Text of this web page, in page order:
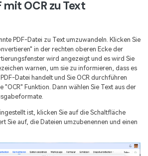
OCR zu Text
PDF-Datei zu Text umzuwandeln. Klicken Sie
in der rechten oberen Ecke der
wird angezeigt und es wird Sie
warnen, um sie zu informieren, dass es
Datei handelt und Sie OCR durchführen
"OCR" Funktion. Dann wählen Sie Text aus der
ist, klicken Sie auf die Schaltfläche
Sie auf, die Dateien umzubenennen und einen